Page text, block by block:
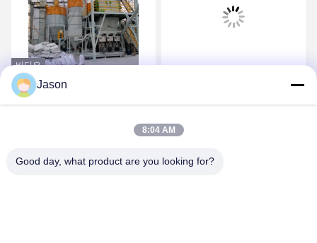
비디오
식물을 제조하는 자동 피드
벽체 퍼티 세라믹 타일 접
가장 좋은 가격 을 구하라
르는 자동밸브 곤포기에 의
가장 좋은 가격 을 구하라
Jason
8:04 AM
Good day, what product are you looking for?